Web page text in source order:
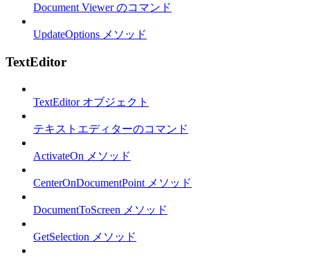
Document Viewer のコマンド
UpdateOptions メソッド
TextEditor
TextEditor オブジェクト
テキストエディターのコマンド
ActivateOn メソッド
CenterOnDocumentPoint メソッド
DocumentToScreen メソッド
GetSelection メソッド